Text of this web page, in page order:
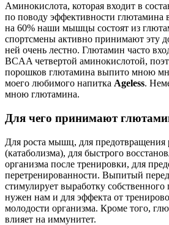
Аминокислота, которая входит в
по поводу эффективности глютамина
на 60% наши мышцы состоят из
спортсмены активно принимают эту
ней очень лестно. Глютамин часто
BCAA четвертой аминокислотой,
порошков глютамина выпито мною
моего любимого напитка Ageless.
мною глютамина.
Для чего принимают
Для роста мышц, для
(катаболизма), для быстрого
организма после тренировки, для
перетренированности. Выпитый
стимулирует выработку
нужен нам и для эффекта от
молодости организма. Кроме того,
влияет на иммунитет.